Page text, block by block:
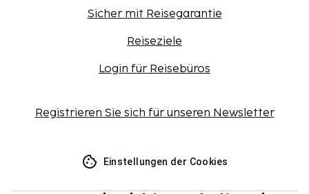
Sicher mit Reisegarantie
Reiseziele
Login für Reisebüros
Registrieren Sie sich für unseren Newsletter
Einstellungen der Cookies